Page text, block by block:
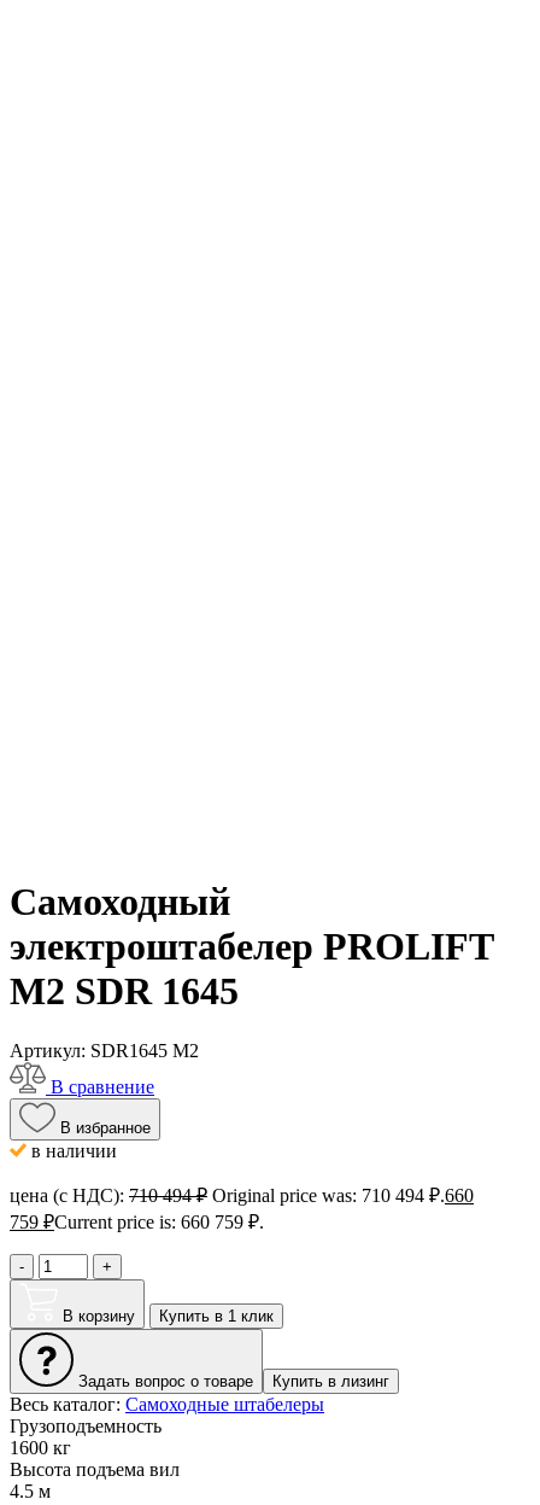
Самоходный
электроштабелер PROLIFT
M2 SDR 1645
Артикул: SDR1645 M2
В сравнение
В избранное
в наличии
цена (с НДС): 710 494₽ Original price was: 710 494 ₽.660
759 ₽Current price is: 660 759 ₽.
- +
В корзину Купить в 1 клик
Задать вопрос о товаре Купить в лизинг
Весь каталог: Самоходные штабелеры
Грузоподъемность
1600 кг
Высота подъема вил
4.5 м